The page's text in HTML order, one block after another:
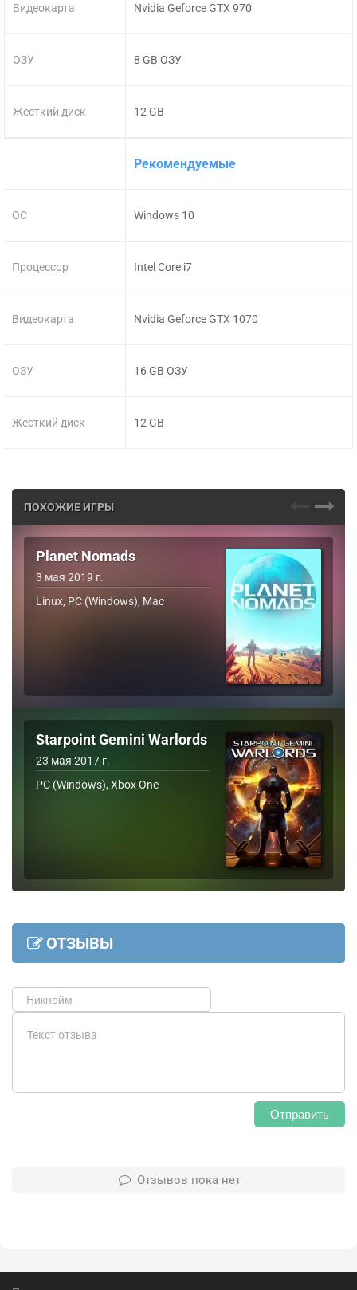
Видеокарта
ОЗУ
Жесткий диск
Nvidia Geforce GTX 970
8 GB ОЗУ
12 GB
ОС
Процессор
Видеокарта
ОЗУ
Жесткий диск
Рекомендуемые
Windows 10
Intel Core i7
Nvidia Geforce GTX 1070
16 GB ОЗУ
12 GB
ПОХОЖИЕ ИГРЫ
Planet Nomads
3 мая 2019 г.
Linux, PC (Windows), Mac
Starpoint Gemini Warlords
23 мая 2017 г.
PC (Windows), Xbox One
ОТЗЫВЫ
Отправить
Отзывов пока нет